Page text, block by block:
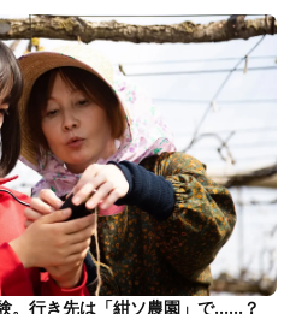
。行き先は「紺ソ農園」で……？